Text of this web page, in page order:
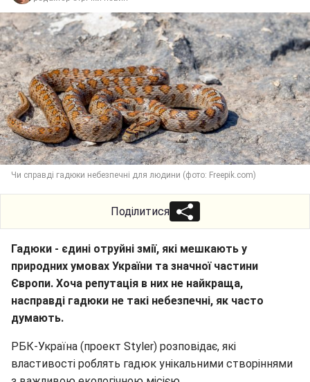
Чи справді гадюки небезпечні для людини (фото: Freepik.com)
Поділитися
Гадюки - єдині отруйні змії, які мешкають у
природних умовах України та значної частини
Європи. Хоча репутація в них не найкраща,
насправді гадюки не такі небезпечні, як часто
думають.
РБК-Україна (проект Styler) розповідає, які
властивості роблять гадюк унікальними створіннями